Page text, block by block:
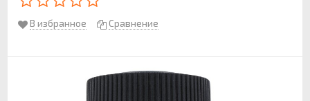
В избранное Сравнение